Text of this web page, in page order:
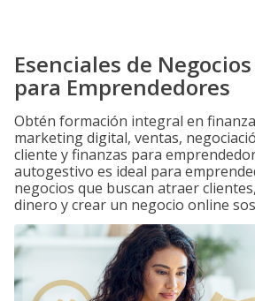
Esenciales de
para Emprendedores
Obtén formación integral en
marketing digital, ventas,
cliente y finanzas para
autogestivo es ideal para
negocios que buscan atraer
dinero y crear un negocio online